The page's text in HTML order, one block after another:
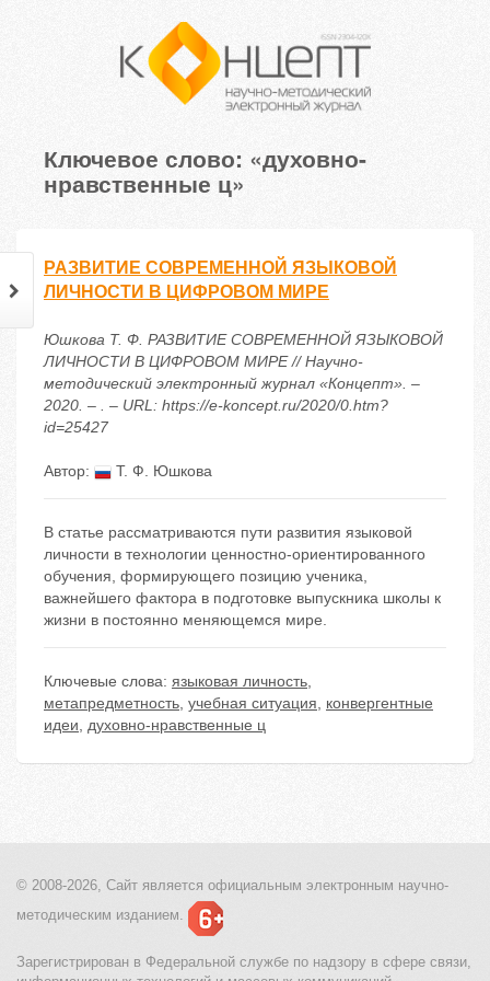
Ключевое слово: «духовно-
нравственные ц»
РАЗВИТИЕ СОВРЕМЕННОЙ ЯЗЫКОВОЙ
ЛИЧНОСТИ В ЦИФРОВОМ МИРЕ
Юшкова Т. Ф. РАЗВИТИЕ СОВРЕМЕННОЙ ЯЗЫКОВОЙ
ЛИЧНОСТИ В ЦИФРОВОМ МИРЕ // Научно-
методический электронный журнал «Концепт». –
2020. – . – URL: https://e-koncept.ru/2020/0.htm?
id=25427
Автор: Т. Ф. Юшкова
В статье рассматриваются пути развития языковой
личности в технологии ценностно-ориентированного
обучения, формирующего позицию ученика,
важнейшего фактора в подготовке выпускника школы к
жизни в постоянно меняющемся мире.
Ключевые слова: языковая личность,
метапредметность, учебная ситуация, конвергентные
идеи, духовно-нравственные ц
© 2008-2026, Сайт является официальным электронным научно-
методическим изданием.
Зарегистрирован в Федеральной службе по надзору в сфере связи,